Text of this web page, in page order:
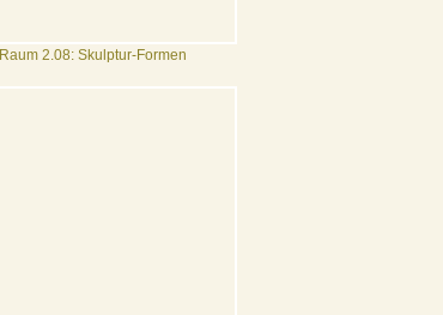
Raum 2.08: Skulptur-Formen